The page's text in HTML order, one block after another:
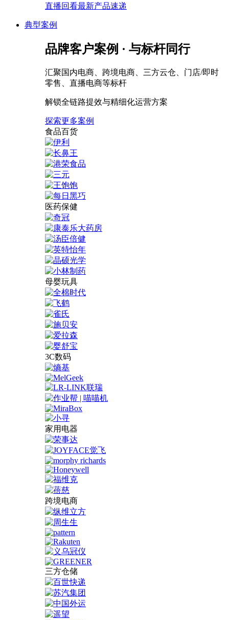
直播回看最新产品速递
典型案例
品牌客户案例 · 与标杆同行
汇聚国内电商、跨境电商、三方云仓、门店/即时
零售、直播电商等标杆
解锁全链路提效与精细化运营方案
探索更多案例
食品百货
医药保健
母婴玩具
3C数码
家用电器
跨境电商
三方仓储